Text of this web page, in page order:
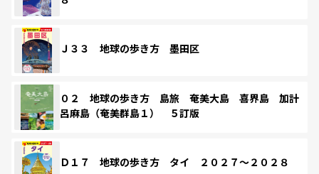
Ｊ３３ 地球の歩き方 墨田区
０２ 地球の歩き方 島旅 奄美大島 喜界島 加計
呂麻島（奄美群島１） ５訂版
Ｄ１７ 地球の歩き方 タイ ２０２７～２０２８